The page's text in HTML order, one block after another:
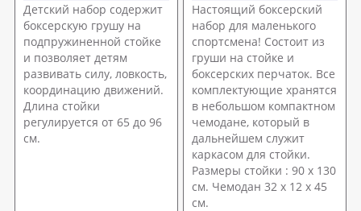
Детский набор содержит
боксерскую грушу на
подпружиненной стойке
и позволяет детям
развивать силу, ловкость,
координацию движений.
Длина стойки
регулируется от 65 до 96
см.
Настоящий боксерский
набор для маленького
спортсмена! Состоит из
груши на стойке и
боксерских перчаток. Все
комплектующие хранятся
в небольшом компактном
чемодане, который в
дальнейшем служит
каркасом для стойки.
Размеры стойки : 90 х 130
см. Чемодан 32 х 12 х 45
см.